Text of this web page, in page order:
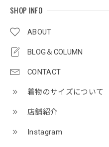
SHOP INFO
ABOUT
BLOG＆COLUMN
CONTACT
着物のサイズについて
店舗紹介
Instagram